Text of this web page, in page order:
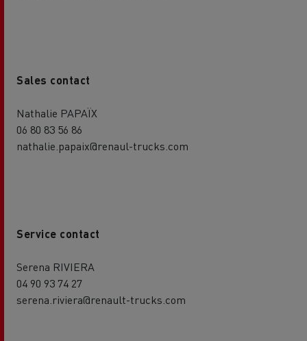
Sales contact
Nathalie PAPAÏX
06 80 83 56 86
nathalie.papaix@renaul-trucks.com
Service contact
Serena RIVIERA
04 90 93 74 27
serena.riviera@renault-trucks.com